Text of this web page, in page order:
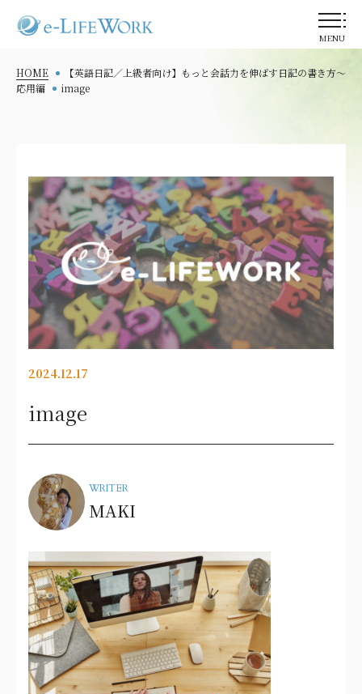
MENU
HOME
【英語日記／上級者向け】もっと会話力を伸ばす日記の書き方〜
応用編
image
2024.12.17
image
WRITER
MAKI